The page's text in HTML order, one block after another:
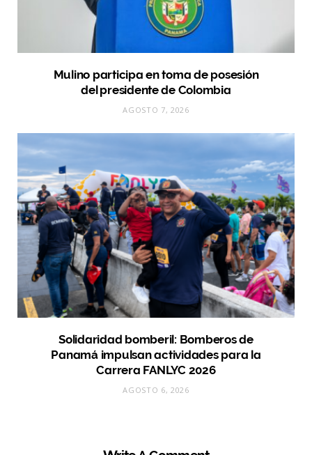
Mulino participa en toma de posesión
del presidente de Colombia
AGOSTO 7, 2026
Solidaridad bomberil: Bomberos de
Panamá impulsan actividades para la
Carrera FANLYC 2026
AGOSTO 6, 2026